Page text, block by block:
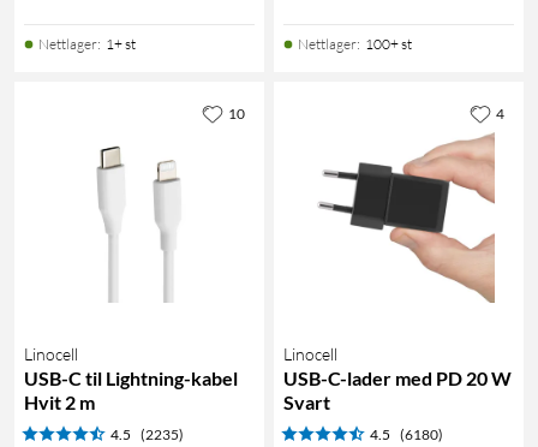
Nettlager: 1+ st Nettlager: 100+ st
Linocell
USB-C til Lightning-kabel
Hvit 2 m
4.5 (2235)
10
Linocell
USB-C-lader med PD 20 W
Svart
4.5 (6180)
4